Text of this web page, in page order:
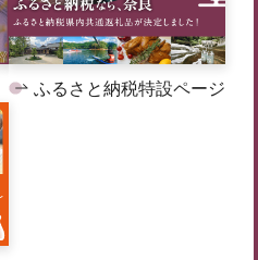
ふるさと納税特設ページ